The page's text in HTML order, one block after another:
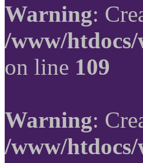
Warning:
/www/
on line 109
Warning:
/www/